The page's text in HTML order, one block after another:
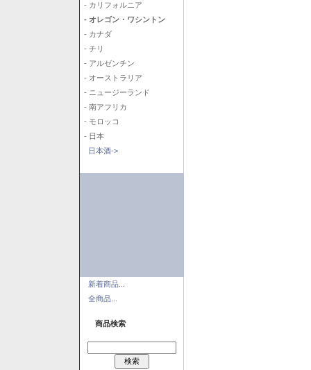
- カリフォルニア
- オレゴン・ワシントン
- カナダ
- チリ
- アルゼンチン
- オーストラリア
- ニュージーランド
- 南アフリカ
- モロッコ
- 日本
日本酒->
新着商品...
全商品...
商品検索